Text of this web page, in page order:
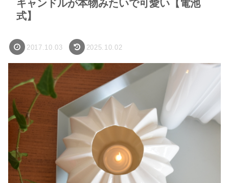
キャンドルが本物みたいで可愛い【電池
式】
2017.10.03 2025.10.02